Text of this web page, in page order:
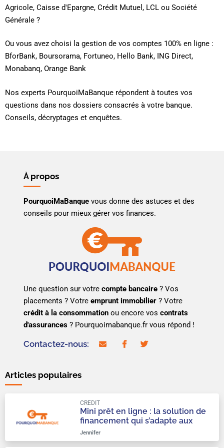
Agricole, Caisse d'Epargne, Crédit Mutuel, LCL ou Société
Générale ?
Ou vous avez choisi la gestion de vos comptes 100% en ligne :
BforBank, Boursorama, Fortuneo, Hello Bank, ING Direct,
Monabanq, Orange Bank
Nos experts PourquoiMaBanque répondent à toutes vos
questions dans nos dossiers consacrés à votre banque.
Conseils, décryptages et enquêtes.
À propos
PourquoiMaBanque vous donne des astuces et des
conseils pour mieux gérer vos finances.
Une question sur votrecompte bancaire ? Vos
placements ? Votreemprunt immobilier ? Votre
crédit à la consommation ou encore voscontrats
d'assurances ? Pourquoimabanque.fr vous répond !
Contactez-nous: contact@pourquoimabanque.fr
facebooktwitter
Articles populaires
Mini prêt en ligne : la solution de
financement qui s’adapte aux
urgences du quotidien
CREDIT
Jennifer